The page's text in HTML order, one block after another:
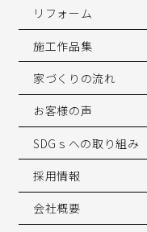
リフォーム
施工作品集
家づくりの流れ
お客様の声
SDGｓへの取り組み
採用情報
会社概要